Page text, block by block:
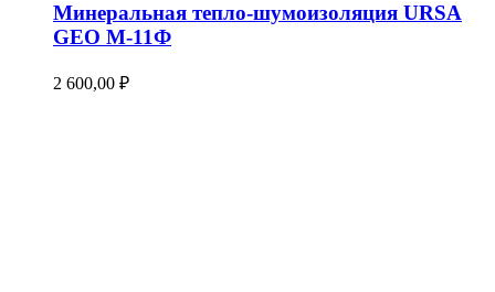
Минеральная тепло-шумоизоляция URSA
GEO М-11Ф
2 600,00 ₽